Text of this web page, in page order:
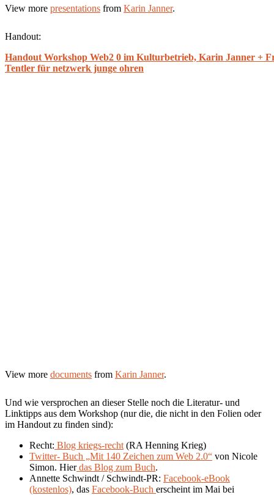
View more presentations from Karin Janner.
Handout:
Handout Workshop Web2 0 im Kulturbetrieb, Karin Janner +
Tentler für netzwerk junge ohren
View more documents from Karin Janner.
Und wie versprochen an dieser Stelle noch die Literatur- und
Linktipps aus dem Workshop (nur die, die nicht in den Folien oder
im Handout zu finden sind):
Recht: Blog kriegs-recht (RA Henning Krieg)
Twitter- Buch „Mit 140 Zeichen zum Web 2.0“ von Nicole
Simon. Hierdas Blog zum Buch.
Annette Schwindt / Schwindt-PR: Facebook-eBook
(kostenlos), das Facebook-Buch erscheint im Mai bei